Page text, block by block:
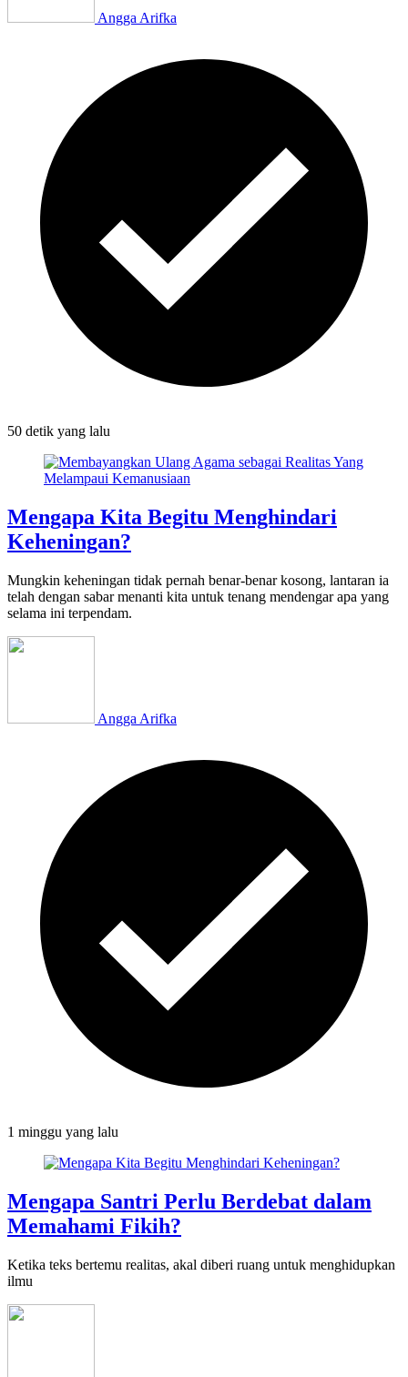
Angga Arifka
50 detik yang lalu
Mengapa Kita Begitu Menghindari
Keheningan?
Mungkin keheningan tidak pernah benar-benar kosong, lantaran ia
telah dengan sabar menanti kita untuk tenang mendengar apa yang
selama ini terpendam.
Angga Arifka
1 minggu yang lalu
Mengapa Santri Perlu Berdebat dalam
Memahami Fikih?
Ketika teks bertemu realitas, akal diberi ruang untuk menghidupkan
ilmu